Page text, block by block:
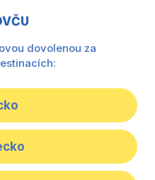
dovolenou za